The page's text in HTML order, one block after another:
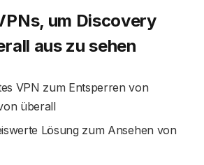
um Discovery
aus zu sehen
VPN zum Entsperren von
überall
Lösung zum Ansehen von